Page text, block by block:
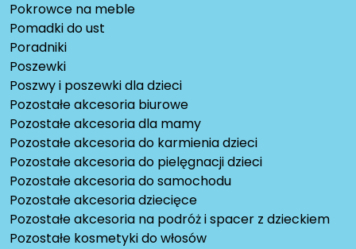
Pokrowce na meble
Pomadki do ust
Poradniki
Poszewki
Poszwy i poszewki dla dzieci
Pozostałe akcesoria biurowe
Pozostałe akcesoria dla mamy
Pozostałe akcesoria do karmienia dzieci
Pozostałe akcesoria do pielęgnacji dzieci
Pozostałe akcesoria do samochodu
Pozostałe akcesoria dziecięce
Pozostałe akcesoria na podróż i spacer z dzieckiem
Pozostałe kosmetyki do włosów